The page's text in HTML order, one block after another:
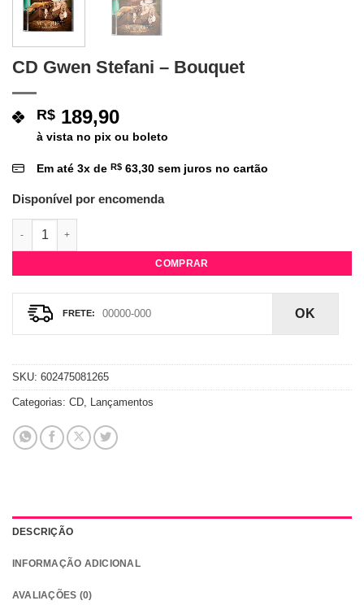
CD Gwen Stefani – Bouquet
R$ 189,90
à vista no pix ou boleto
Em até 3x de R$ 63,30 sem juros no cartão
Disponível por encomenda
CD Gwen Stefani - Bouquet quantidade
COMPRAR
OK
SKU: 602475081265
Categorias: CD Lançamentos
DESCRIÇÃO
INFORMAÇÃO ADICIONAL
AVALIAÇÕES (0)